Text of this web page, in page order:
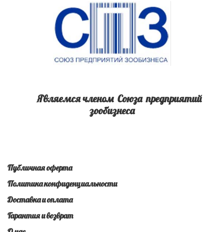
Являемся членом Союза предприятий
зообизнеса
Публичная оферта
Политика конфиденциальности
Доставка и оплата
Гарантия и возврат